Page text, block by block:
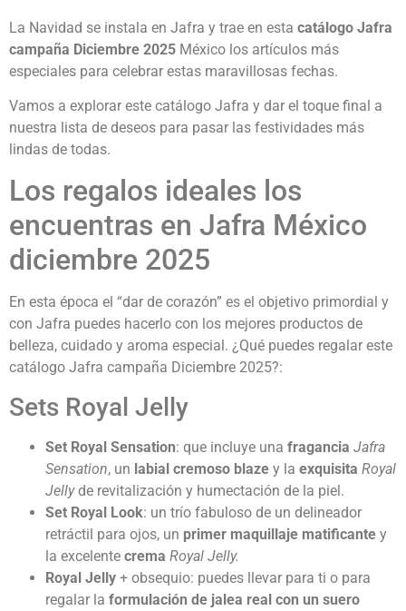
La Navidad se instala en Jafra y trae en esta catálogo Jafra
campaña Diciembre 2025 México los artículos más
especiales para celebrar estas maravillosas fechas.
Vamos a explorar este catálogo Jafra y dar el toque final a
nuestra lista de deseos para pasar las festividades más
lindas de todas.
Los regalos ideales los
encuentras en Jafra México
diciembre 2025
En esta época el “dar de corazón” es el objetivo primordial y
con Jafra puedes hacerlo con los mejores productos de
belleza, cuidado y aroma especial. ¿Qué puedes regalar este
catálogo Jafra campaña Diciembre 2025?:
Sets Royal Jelly
Set Royal Sensation: que incluye una fragancia Jafra
Sensation, un labial cremoso blaze y la exquisita Royal
Jellyde revitalización y humectación de la piel.
Set Royal Look: un trío fabuloso de un delineador
retráctil para ojos, un primer maquillaje matificante y
la excelente crema Royal Jelly.
Royal Jelly + obsequio: puedes llevar para ti o para
regalar la formulación de jalea real con un suero